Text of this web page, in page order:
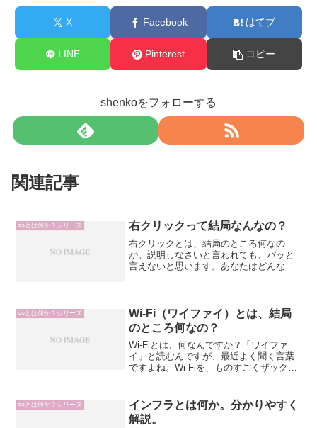
X Facebook はてブ
LINE Pinterest コピー
shenkoをフォローする
関連記事
○○とは何か？シリーズ 右クリックって結局なんなの？
右クリックとは、結局のところ何なの
か。説明しなさいと言われても、パッと
言えないと思います。あなたはどんな時
す。では、それは何なのか。...
○○とは何か？シリーズ
Wi-Fi（ワイファイ）とは、結局
のところ何なの？
Wi-Fiとは、何なんですか？「ワイファ
イ」と読むんですが、最近よく聞く言葉
ですよね。Wi-Fiを、ものすごくザックリ
ルであれば、これくらいの認識で大丈夫
です。家電量...
○○とは何か？シリーズ
インフラとは何か。分かりやすく
解説。